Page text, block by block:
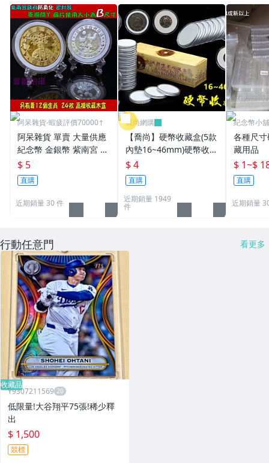
阿呆雜貨-蝦疲評價70000↑
阿呆雜貨 單賣 大量供應
紀念幣 金銀幣 紫南宮 錢
母 發財金 透明殼 保護殼
40mm 專用 比特幣 壓克
力透明圓盒硬幣盒收藏盒
平 40 36 30 278
$ 5
直購
近期銷量 30 件
喬尚網購
【喬尚】硬幣收藏盒(5款
內墊16~46mm)硬幣收納
盒 硬幣盒 錢幣盒 紀念幣
盒 硬幣保護 錢母保護殼
$ 4
直購
近期銷量 1949
件
紀念幣小舖
各種尺
藏用品
$ 1~$
直購
近期銷量
行動任意門 看更多
收藏品
Y9307211569
低限量!大谷翔平75張!稀少釋
出
$ 1,500
競標